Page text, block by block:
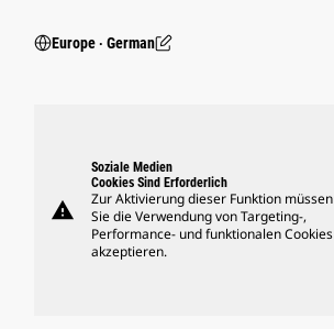
Europe ‧ German
warning
Soziale Medien
Cookies Sind Erforderlich
Zur Aktivierung dieser Funktion müssen
Sie die Verwendung von Targeting-,
Performance- und funktionalen Cookies
akzeptieren.